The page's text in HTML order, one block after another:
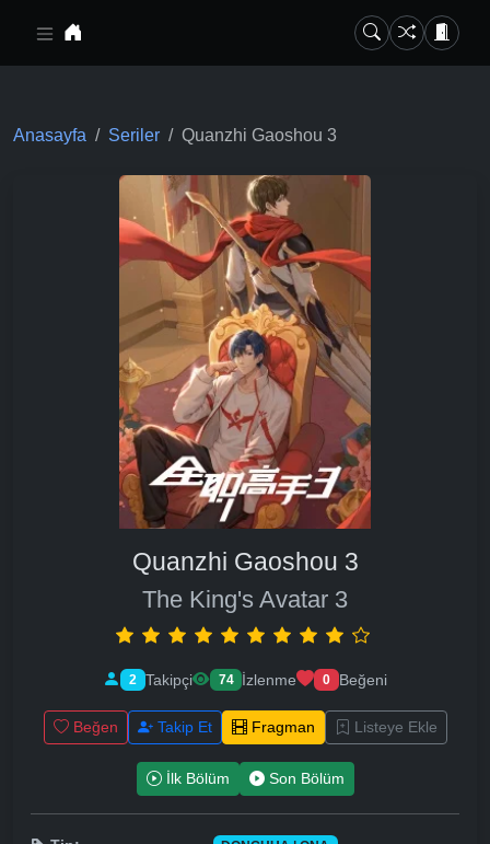
Anasayfa Seriler Quanzhi Gaoshou 3
Quanzhi Gaoshou 3
The King's Avatar 3
2 Takipçi 74 İzlenme 0 Beğeni
Beğen Takip Et Fragman Listeye Ekle
İlk Bölüm Son Bölüm